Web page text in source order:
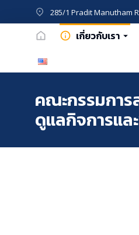
285/1 Pradit Manutham
เกี่ยวกับเรา
คณะกรรมกา
ดูแลกิจการแ